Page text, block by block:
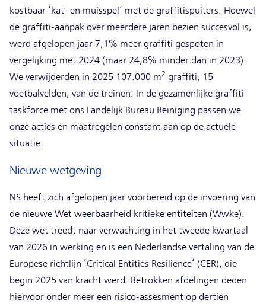
kostbaar ‘kat- en muisspel’ met de graffitispuiters. Hoewel
de graffiti-aanpak over meerdere jaren bezien succesvol is,
werd afgelopen jaar 7,1% meer graffiti gespoten in
vergelijking met 2024 (maar 24,8% minder dan in 2023).
We verwijderden in 2025 107.000 m2 graffiti, 15
voetbalvelden, van de treinen. In de gezamenlijke graffiti
taskforce met ons Landelijk Bureau Reiniging passen we
onze acties en maatregelen constant aan op de actuele
situatie.
Nieuwe wetgeving
NS heeft zich afgelopen jaar voorbereid op de invoering van
de nieuwe Wet weerbaarheid kritieke entiteiten (Wwke).
Deze wet treedt naar verwachting in het tweede kwartaal
van 2026 in werking en is een Nederlandse vertaling van de
Europese richtlijn ‘Critical Entities Resilience’ (CER), die
begin 2025 van kracht werd. Betrokken afdelingen deden
hiervoor onder meer een risico-assesment op dertien